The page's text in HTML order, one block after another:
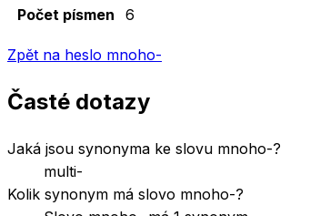
Počet písmen 6
Zpět na heslo mnoho-
Časté dotazy
Jaká jsou synonyma ke slovu mnoho-?
multi-
Kolik synonym má slovo mnoho-?